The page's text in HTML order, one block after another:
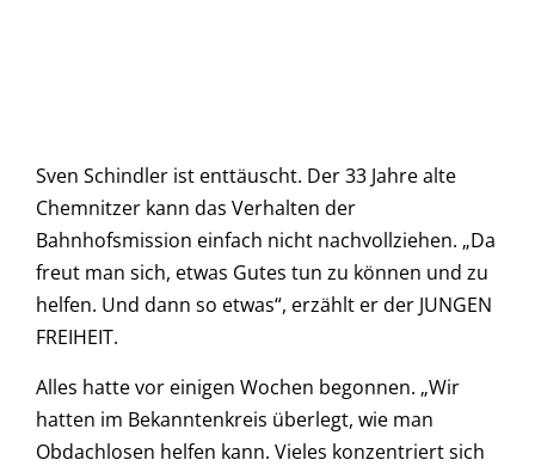
Sven Schindler ist enttäuscht. Der 33 Jahre alte
Chemnitzer kann das Verhalten der
Bahnhofsmission einfach nicht nachvollziehen. „Da
freut man sich, etwas Gutes tun zu können und zu
helfen. Und dann so etwas“, erzählt er der JUNGEN
FREIHEIT.
Alles hatte vor einigen Wochen begonnen. „Wir
hatten im Bekanntenkreis überlegt, wie man
Obdachlosen helfen kann. Vieles konzentriert sich